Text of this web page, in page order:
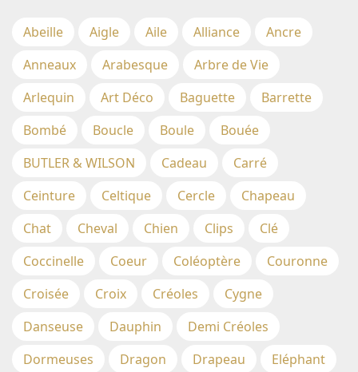
Abeille Aigle Aile Alliance
Ancre
Anneaux
Arabesque
Arbre de Vie
Arlequin
Art Déco Baguette
Barrette
Bombé
Boucle Boule
Bouée
BUTLER & WILSON
Cadeau
Carré
Ceinture
Celtique Cercle
Chapeau
Chat
Cheval Chien Clips
Clé
Coccinelle
Coeur Coléoptère
Couronne
Croisée
Croix Créoles
Cygne
Danseuse
Dauphin
Demi Créoles
Dormeuses
Dragon Drapeau
Eléphant